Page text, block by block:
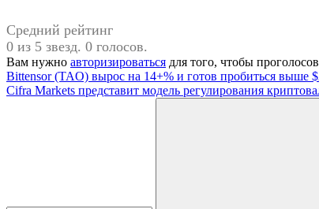
Средний рейтинг
0 из 5 звезд. 0 голосов.
Вам нужно авторизироваться для того, чтобы
Навигация
по
Предыдущая
запись:
Bittensor (TAO) вырос на 14+% и готов пробиться выше
Следующая
Cifra Markets представит модель регулирования